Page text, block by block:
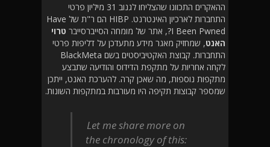
ההאקרים התכוונו שהצליחו לגנוב 31 מיליון פרטי
התחברות לארכיון האינטרנט. HIBP הם ר"ת של Have
I Been Pwned?, אתר של מומחה הסייברסייבר
טרוי
האנט, שמחזיק מאגר מידע מתעדכן על דליפות פרטי
התחברות. קבוצת האקטיביסטים בשם BlackMeta
לקחה אחריות על מתקפת הדידוס והודיעה שתבצע
מתקפות נוספות, מה שאכן קרה. להערכת האנט, ייתכן
שמספר קבוצות תקיפה היו מעורבות במתקפות השונות.
Let me share more on
the chronology of this: